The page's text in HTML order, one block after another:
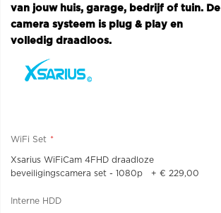
van jouw huis, garage, bedrijf of tuin. De
camera systeem is plug & play en
volledig draadloos.
WiFi Set
Xsarius WiFiCam 4FHD draadloze
beveiligingscamera set - 1080p
+ € 229,00
Interne HDD